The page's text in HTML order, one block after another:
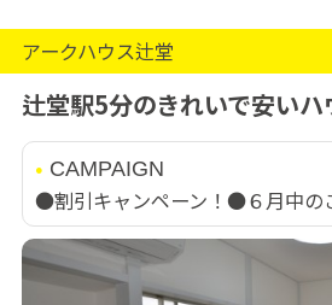
アークハウス辻堂
辻堂駅5分のきれいで安いハ
CAMPAIGN
●割引キャンペーン！●６月中の